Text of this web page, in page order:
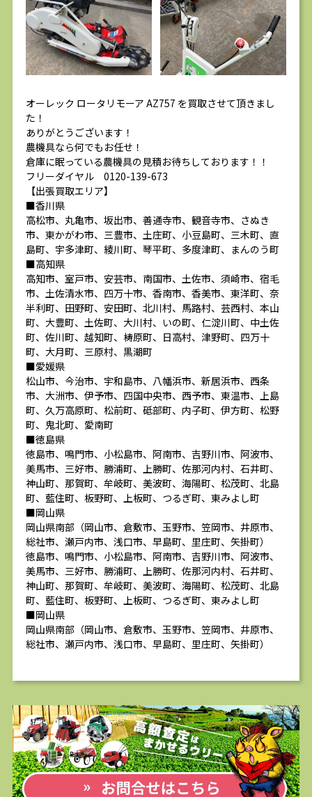
オーレック ロータリモーア AZ757 を買取させて頂きまし
た！
ありがとうございます！
農機具なら何でもお任せ！
倉庫に眠っている農機具の見積お待ちしております！！
フリーダイヤル 0120-139-673
【出張買取エリア】
■香川県
高松市、丸亀市、坂出市、善通寺市、観音寺市、さぬき
市、東かがわ市、三豊市、土庄町、小豆島町、三木町、直
島町、宇多津町、綾川町、琴平町、多度津町、まんのう町
■高知県
高知市、室戸市、安芸市、南国市、土佐市、須崎市、宿毛
市、土佐清水市、四万十市、香南市、香美市、東洋町、奈
半利町、田野町、安田町、北川村、馬路村、芸西村、本山
町、大豊町、土佐町、大川村、いの町、仁淀川町、中土佐
町、佐川町、越知町、梼原町、日高村、津野町、四万十
町、大月町、三原村、黒潮町
■愛媛県
松山市、今治市、宇和島市、八幡浜市、新居浜市、西条
市、大洲市、伊予市、四国中央市、西予市、東温市、上島
町、久万高原町、松前町、砥部町、内子町、伊方町、松野
町、鬼北町、愛南町
■徳島県
徳島市、鳴門市、小松島市、阿南市、吉野川市、阿波市、
美馬市、三好市、勝浦町、上勝町、佐那河内村、石井町、
神山町、那賀町、牟岐町、美波町、海陽町、松茂町、北島
町、藍住町、板野町、上板町、つるぎ町、東みよし町
■岡山県
岡山県南部（岡山市、倉敷市、玉野市、笠岡市、井原市、
総社市、瀬戸内市、浅口市、早島町、里庄町、矢掛町）
徳島市、鳴門市、小松島市、阿南市、吉野川市、阿波市、
美馬市、三好市、勝浦町、上勝町、佐那河内村、石井町、
神山町、那賀町、牟岐町、美波町、海陽町、松茂町、北島
町、藍住町、板野町、上板町、つるぎ町、東みよし町
■岡山県
岡山県南部（岡山市、倉敷市、玉野市、笠岡市、井原市、
総社市、瀬戸内市、浅口市、早島町、里庄町、矢掛町）